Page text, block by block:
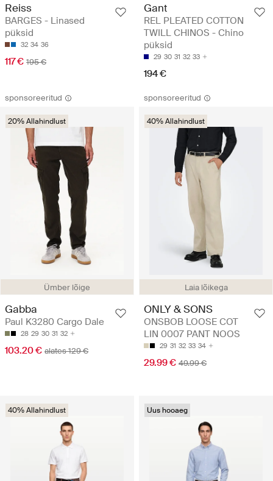
Reiss
BARGES - Linased
püksid
32 34 36
117 € 195 €
Gant
REL PLEATED COTTON
TWILL CHINOS - Chino
püksid
29 30 31 32 33
194 €
sponsoreeritud
Ümber lõige
20% Allahindlust
Gabba
Paul K3280 Cargo Dale
28 29 30 31 32
103.20 € alates 129 €
sponsoreeritud
Laia lõikega
40% Allahindlust
ONLY & SONS
ONSBOB LOOSE COT
LIN 0007 PANT NOOS
29 31 32 33 34
29.99 € 49.99 €
40% Allahindlust Uus hooaeg